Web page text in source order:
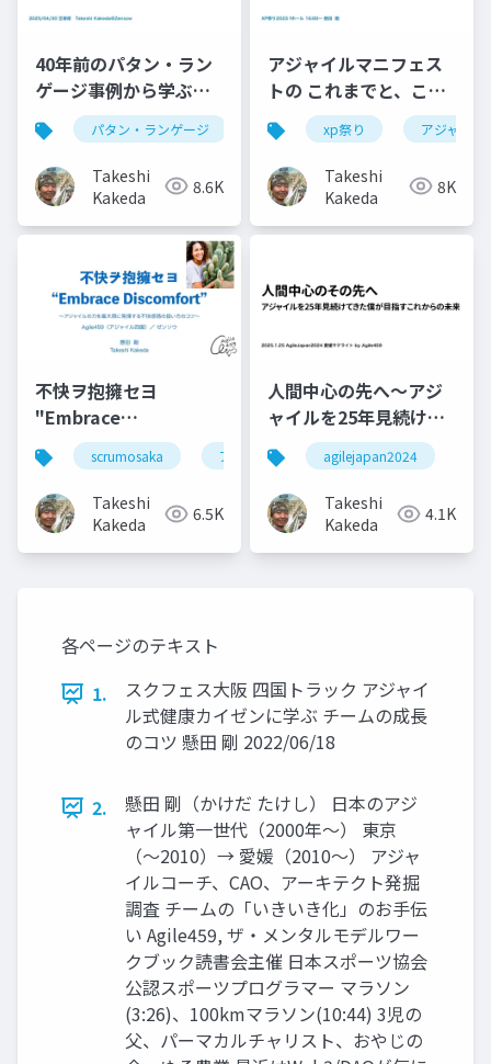
40年前のパタン・ラン
ゲージ事例から学ぶ！
AI時代の「生き生きと
したプロダクト」の作
り方
パタン・ランゲージ
Takeshi
Kakeda
8.6K
アジャイルマニフェス
トの これまでと、これ
から
xp祭り アジャイル
Takeshi
Kakeda
8K
不快ヲ抱擁セヨ
"Embrace
Discomfort"
scrumosaka アジャイル
Takeshi
Kakeda
6.5K
人間中心の先へ〜アジ
ャイルを25年見続けて
きた僕が目指すこれか
らの未来
agilejapan2024
Takeshi
Kakeda
4.1K
各ページのテキスト
1.
スクフェス大阪 四国トラック アジャイ
ル式健康カイゼンに学ぶ チームの成長
のコツ 懸田 剛 2022/06/18
2.
懸田 剛（かけだ たけし） 日本のアジ
ャイル第一世代（2000年〜） 東京
（〜2010）→ 愛媛（2010〜） アジャ
イルコーチ、CAO、アーキテクト発掘
調査 チームの「いきいき化」のお手伝
い Agile459, ザ・メンタルモデルワー
クブック読書会主催 日本スポーツ協会
公認スポーツプログラマー マラソン
(3:26)、100kmマラソン(10:44) 3児の
父、パーマカルチャリスト、おやじの